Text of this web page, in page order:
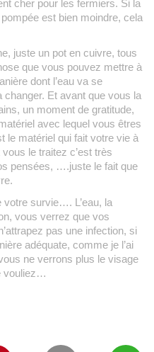
cher pour les fermiers. Si la
pompée est bien moindre, cela
juste un pot en cuivre, tous
que vous pouvez mettre à
dont l’eau va se
changer. Et avant que vous la
un moment de gratitude,
avec lequel vous êtres
le matériel qui fait votre vie à
le traitez c’est très
pensées, ….juste le fait que
votre survie…. L’eau, la
vous verrez que vos
pas une infection, si
adéquate, comme je l’ai
ne verrons plus le visage
vouliez…